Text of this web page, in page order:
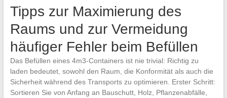
Tipps zur Maximierung des
Raums und zur Vermeidung
häufiger Fehler beim Befüllen
Das Befüllen eines 4m3-Containers ist nie trivial: Richtig zu
laden bedeutet, sowohl den Raum, die Konformität als auch die
Sicherheit während des Transports zu optimieren. Erster Schritt:
Sortieren Sie von Anfang an Bauschutt, Holz, Pflanzenabfälle,